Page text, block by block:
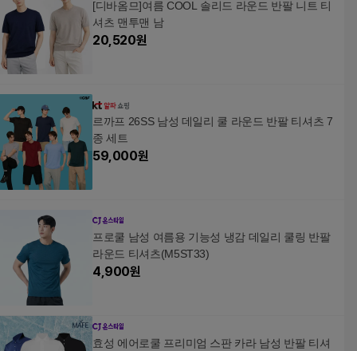
[디바옴므]여름 COOL 솔리드 라운드 반팔 니트 티
셔츠 맨투맨 남
20,520원
르까프 26SS 남성 데일리 쿨 라운드 반팔 티셔츠 7
종 세트
59,000원
프로쿨 남성 여름용 기능성 냉감 데일리 쿨링 반팔
라운드 티셔츠(M5ST33)
4,900원
효성 에어로쿨 프리미엄 스판 카라 남성 반팔 티셔